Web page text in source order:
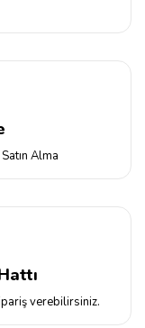
Alma
verebilirsiniz.